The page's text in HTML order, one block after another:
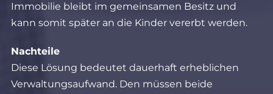
Immobilie bleibt im gemeinsamen Besitz und
kann somit später an die Kinder vererbt werden.
Nachteile
Diese Lösung bedeutet dauerhaft erheblichen
Verwaltungsaufwand. Den müssen beide